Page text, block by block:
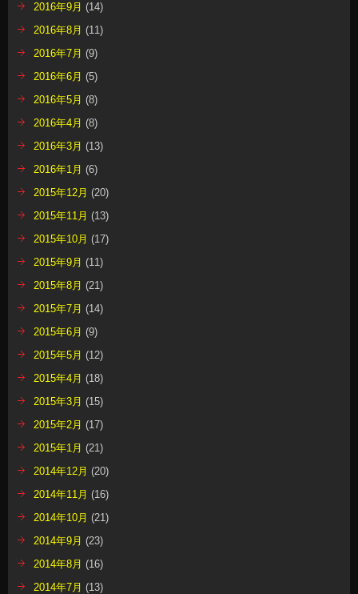
2016年9月 (14)
2016年8月 (11)
2016年7月 (9)
2016年6月 (5)
2016年5月 (8)
2016年4月 (8)
2016年3月 (13)
2016年1月 (6)
2015年12月 (20)
2015年11月 (13)
2015年10月 (17)
2015年9月 (11)
2015年8月 (21)
2015年7月 (14)
2015年6月 (9)
2015年5月 (12)
2015年4月 (18)
2015年3月 (15)
2015年2月 (17)
2015年1月 (21)
2014年12月 (20)
2014年11月 (16)
2014年10月 (21)
2014年9月 (23)
2014年8月 (16)
2014年7月 (13)